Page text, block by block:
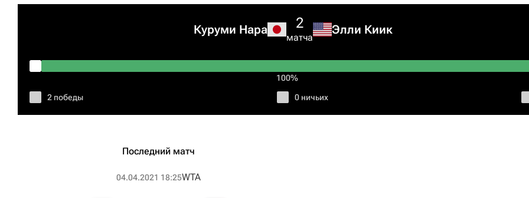
Куруми Нара 2
матча
Элли Киик
100%
2 победы 0 ничьих
Последний матч
04.04.2021 18:25WTA